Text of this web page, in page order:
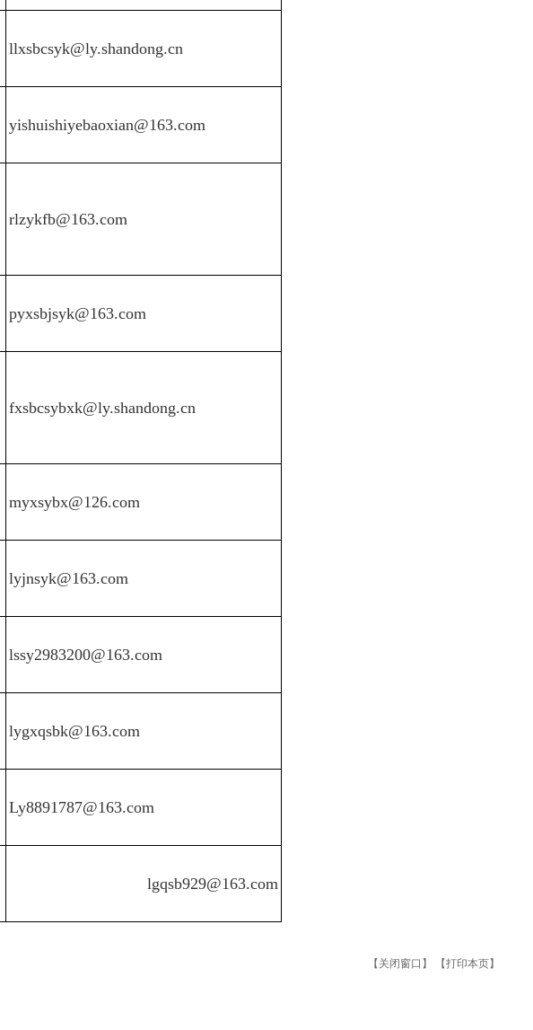
llxsbcsyk@ly.shandong.cn
yishuishiyebaoxian@163.com
rlzykfb@163.com
pyxsbjsyk@163.com
fxsbcsybxk@ly.shandong.cn
myxsybx@126.com
lyjnsyk@163.com
lssy2983200@163.com
lygxqsbk@163.com
Ly8891787@163.com
lgqsb929@163.com
【关闭窗口】 【打印本页】